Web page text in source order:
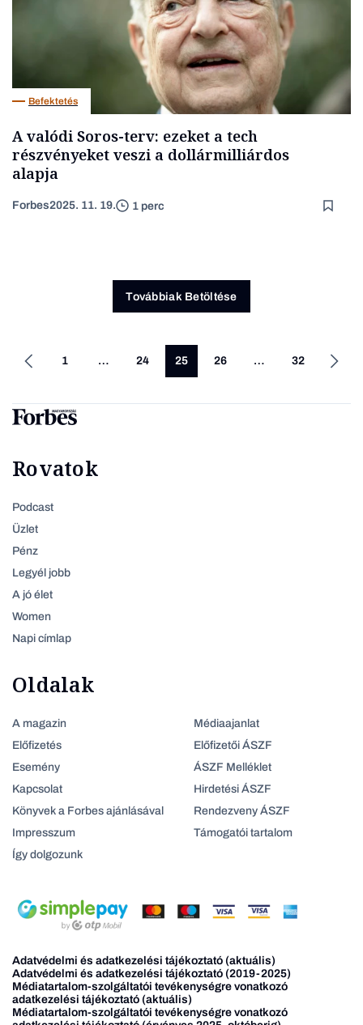
Befektetés
A valódi Soros-terv: ezeket a tech
részvényeket veszi a dollármilliárdos
alapja
Forbes2025. 11. 19. 1 perc
Továbbiak Betöltése
1 … 24 25 26 … 32
Rovatok
Podcast
Üzlet
Pénz
Legyél jobb
A jó élet
Women
Napi címlap
Oldalak
A magazin
Előfizetés
Esemény
Kapcsolat
Könyvek a Forbes ajánlásával
Impresszum
Így dolgozunk
Médiaajanlat
Előfizetői ÁSZF
ÁSZF Melléklet
Hirdetési ÁSZF
Rendezveny ÁSZF
Támogatói tartalom
Adatvédelmi és adatkezelési tájékoztató (aktuális)
Adatvédelmi és adatkezelési tájékoztató (2019-2025)
Médiatartalom-szolgáltatói tevékenységre vonatkozó
adatkezelési tájékoztató (aktuális)
Médiatartalom-szolgáltatói tevékenységre vonatkozó